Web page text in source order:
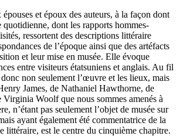
épouses et époux des auteurs, à la façon dont
quotidienne, dont les rapports hommes-
ressortent des descriptions littéraire
de l’époque ainsi que des artéfacts
et leur mise en musée. Elle évoque
entre visiteurs étatsuniens et anglais. Au fil
non seulement l’œuvre et les lieux, mais
James, de Nathaniel Hawthorne, de
Woolf que nous sommes amenés à
n’étant pas seulement l’objet de musée sur
ayant également été commentatrice de la
littéraire, est le centre du cinquième chapitre.